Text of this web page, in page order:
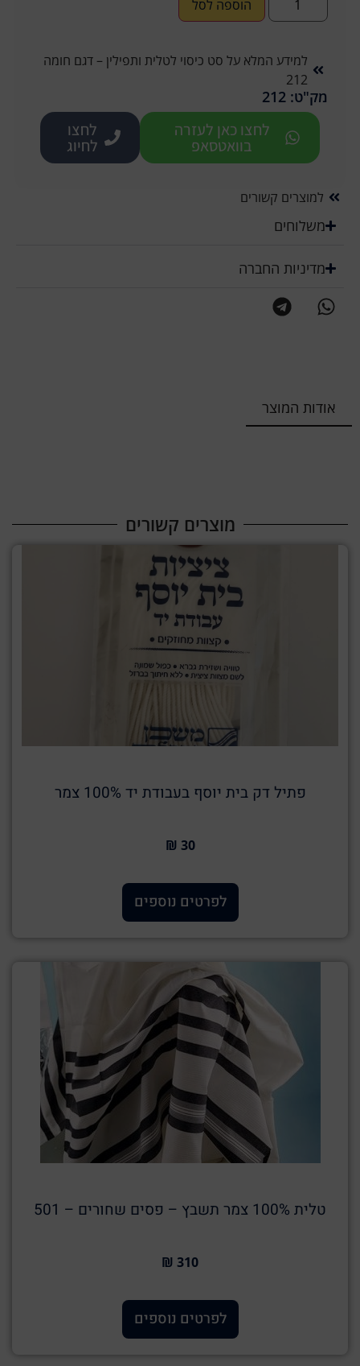
הוספה לסל
למידע המלא על סט כיסוי לטלית ותפילין – דגם חומה
212
מק"ט: 212
לחצו כאן לעזרה
בוואטסאפ
לחצו
לחיוג
למוצרים קשורים
משלוחים
מדיניות החברה
אודות המוצר
מוצרים קשורים​
פתיל דק בית יוסף בעבודת יד 100% צמר
30 ₪
לפרטים נוספים
טלית 100% צמר תשבץ – פסים שחורים – 501
310 ₪
לפרטים נוספים